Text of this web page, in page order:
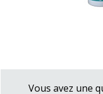
Vous avez une